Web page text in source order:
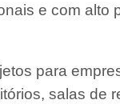
e com alto
para
salas de